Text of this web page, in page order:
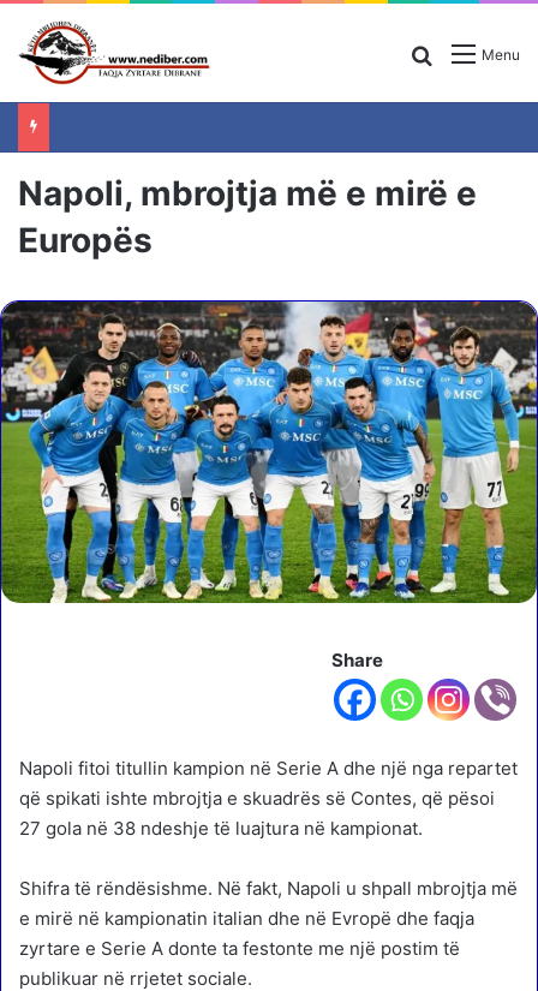
Menu
Search for
Napoli, mbrojtja më e mirë e
Europës
Share
Napoli fitoi titullin kampion në Serie A dhe një nga repartet
që spikati ishte mbrojtja e skuadrës së Contes, që pësoi
27 gola në 38 ndeshje të luajtura në kampionat.
Shifra të rëndësishme. Në fakt, Napoli u shpall mbrojtja më
e mirë në kampionatin italian dhe në Evropë dhe faqja
zyrtare e Serie A donte ta festonte me një postim të
publikuar në rrjetet sociale.